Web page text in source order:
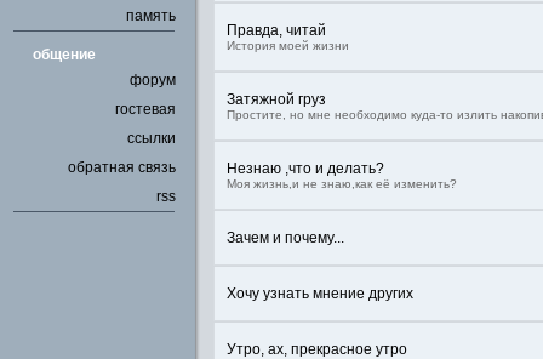
память
общение
форум
гостевая
ссылки
обратная связь
rss
Правда, читай
История моей жизни
Затяжной груз
Простите, но мне необходимо куда-то излить
Незнаю ,что и делать?
Моя жизнь,и не знаю,как её изменить?
Зачем и почему...
Хочу узнать мнение других
Утро, ах, прекрасное утро